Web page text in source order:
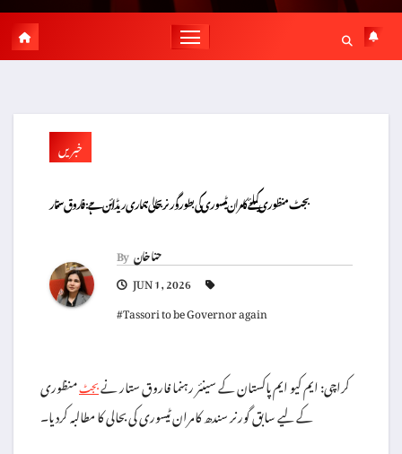
خبریں
بجٹ منظوری کیلئے کامران ٹیسوری کی بطور گورنربحالی ہماری ریڈلائن ہے: فاروق ستار
Byحنا خان
JUN 1, 2026
#Tassori to be Governor again
کراچی: ایم کیو ایم پاکستان کے سینئر رہنما فاروق ستار نےبجٹمنظوری
کے لیے سابق گورنر سندھ کامران ٹیسوری کی بحالی کا مطالبہ کردیا۔